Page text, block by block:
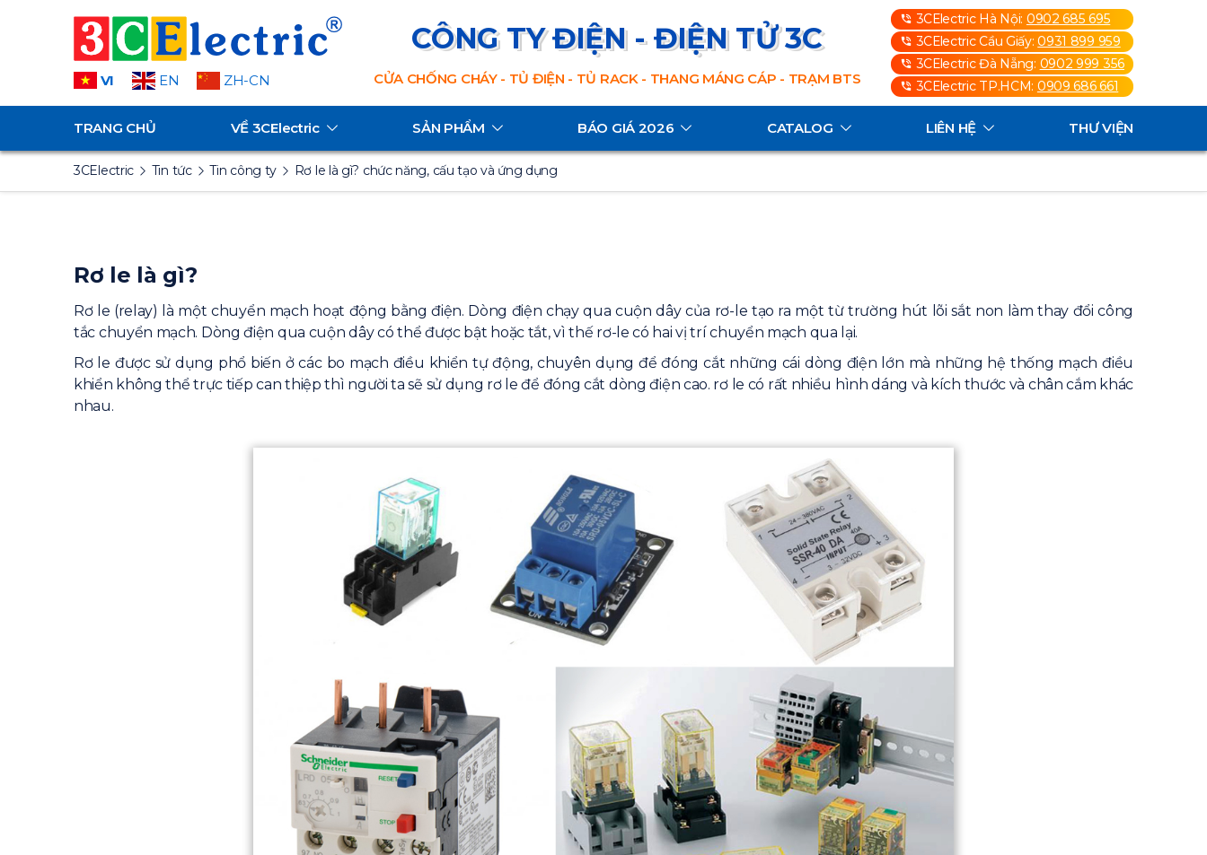
VI EN ZH-CN
CÔNG TY ĐIỆN - ĐIỆN TỬ 3C
CỬA CHỐNG CHÁY - TỦ ĐIỆN - TỦ RACK - THANG MÁNG CÁP - TRẠM BTS
3CElectric Hà Nội: 0902 685 695
3CElectric Cầu Giấy:0931 899 959
3CElectric Đà Nẵng: 0902 999 356
3CElectric TP.HCM: 0909 686 661
TRANG CHỦ VỀ 3CElectric SẢN PHẨM BÁO GIÁ 2026 CATALOG LIÊN HỆ THƯ VIỆN
3CElectric Tin tức Tin công ty Rơ le là gì? chức năng, cấu tạo và ứng dụng
Rơ le là gì?
Rơ le (relay) là một chuyển mạch hoạt động bằng điện. Dòng điện chạy qua cuộn dây của rơ-le tạo ra một từ trường hút lõi sắt non làm thay đổi công
tắc chuyển mạch. Dòng điện qua cuộn dây có thể được bật hoặc tắt, vì thế rơ-le có hai vị trí chuyển mạch qua lại.
Rơ le được sử dụng phổ biến ở các bo mạch điều khiển tự động, chuyên dụng để đóng cắt những cái dòng điện lớn mà những hệ thống mạch điều
khiển không thể trực tiếp can thiệp thì người ta sẽ sử dụng rơ le để đóng cắt dòng điện cao. rơ le có rất nhiều hình dáng và kích thước và chân cắm khác
nhau.